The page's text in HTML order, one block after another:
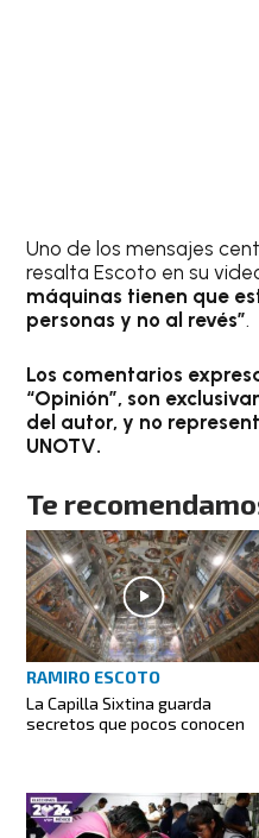
Uno de los mensajes
resalta Escoto en su
máquinas tienen que
personas y no al revés”.
Los comentarios
“Opinión”, son
del autor, y no
UNOTV.
Te
RAMIRO ESCOTO
La Capilla Sixtina guarda
secretos que pocos conocen